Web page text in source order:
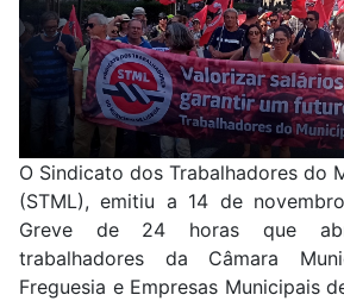
O Sindicato dos Trabalhadores do
(STML), emitiu a 14 de
Greve de 24 horas que
trabalhadores da Câmara
Freguesia e Empresas Municipais